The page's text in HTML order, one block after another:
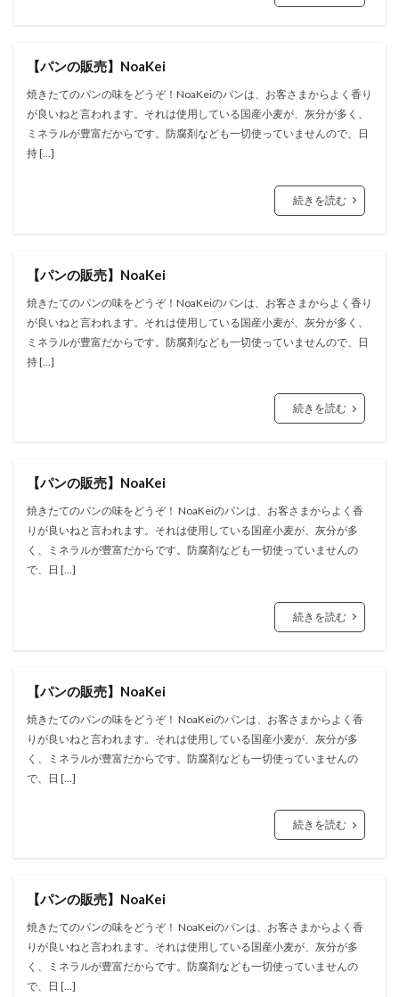
【パンの販売】NoaKei
焼きたてのパンの味をどうぞ！NoaKeiのパンは、お客さまからよく香り
が良いねと言われます。それは使用している国産小麦が、灰分が多く、
ミネラルが豊富だからです。防腐剤なども一切使っていませんので、日
持 […]
続きを読む
【パンの販売】NoaKei
焼きたてのパンの味をどうぞ！NoaKeiのパンは、お客さまからよく香り
が良いねと言われます。それは使用している国産小麦が、灰分が多く、
ミネラルが豊富だからです。防腐剤なども一切使っていませんので、日
持 […]
続きを読む
【パンの販売】NoaKei
焼きたてのパンの味をどうぞ！ NoaKeiのパンは、お客さまからよく香
りが良いねと言われます。それは使用している国産小麦が、灰分が多
く、ミネラルが豊富だからです。防腐剤なども一切使っていませんの
で、日 […]
続きを読む
【パンの販売】NoaKei
焼きたてのパンの味をどうぞ！ NoaKeiのパンは、お客さまからよく香
りが良いねと言われます。それは使用している国産小麦が、灰分が多
く、ミネラルが豊富だからです。防腐剤なども一切使っていませんの
で、日 […]
続きを読む
【パンの販売】NoaKei
焼きたてのパンの味をどうぞ！ NoaKeiのパンは、お客さまからよく香
りが良いねと言われます。それは使用している国産小麦が、灰分が多
く、ミネラルが豊富だからです。防腐剤なども一切使っていませんの
で、日 […]